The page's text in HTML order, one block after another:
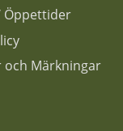
Öppettider
och Märkningar